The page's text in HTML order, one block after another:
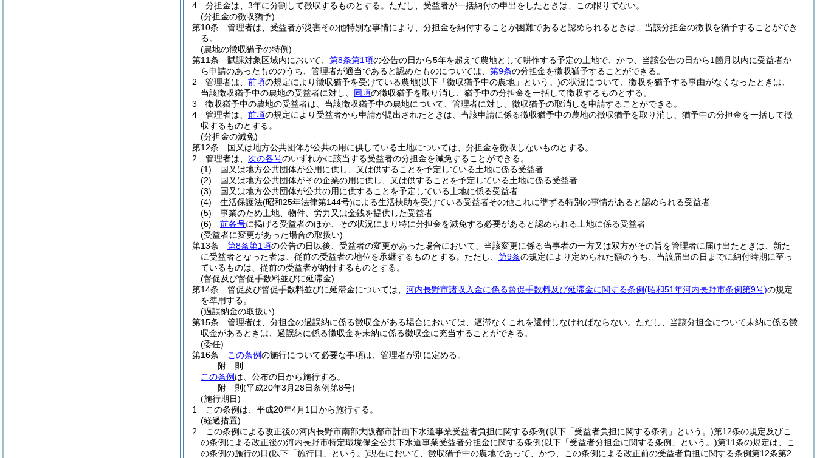
4
分担金は、3年に分割して徴収するものとする。 ただし、受益者が一括納付の申出をしたときは、この限りでない。
(分担金の徴収猶予)
第10条
管理者は、受益者が災害その他特別な事情により、分担金を納付することが困難であると認められるときは、当該分担金の徴収を猶予することができ
る。
(農地の徴収猶予の特例)
第11条
賦課対象区域内において、 第8条第1項の公告の日から5年を超えて農地として耕作する予定の土地で、かつ、当該公告の日から1箇月以内に受益者か
ら申請のあったもののうち、管理者が適当であると認めたものについては、 第9条の分担金を徴収猶予することができる。
2
管理者は、 前項の規定により徴収猶予を受けている農地(以下「徴収猶予中の農地」という。)の状況について、徴収を猶予する事由がなくなったときは、
当該徴収猶予中の農地の受益者に対し、 同項の徴収猶予を取り消し、猶予中の分担金を一括して徴収するものとする。
3
徴収猶予中の農地の受益者は、当該徴収猶予中の農地について、管理者に対し、徴収猶予の取消しを申請することができる。
4
管理者は、 前項の規定により受益者から申請が提出されたときは、当該申請に係る徴収猶予中の農地の徴収猶予を取り消し、猶予中の分担金を一括して徴
収するものとする。
(分担金の減免)
第12条
国又は地方公共団体が公共の用に供している土地については、分担金を徴収しないものとする。
2
管理者は、 次の各号のいずれかに該当する受益者の分担金を減免することができる。
(1)
国又は地方公共団体が公用に供し、又は供することを予定している土地に係る受益者
(2)
国又は地方公共団体がその企業の用に供し、又は供することを予定している土地に係る受益者
(3)
国又は地方公共団体が公共の用に供することを予定している土地に係る受益者
(4)
生活保護法(昭和25年法律第144号)による生活扶助を受けている受益者その他これに準ずる特別の事情があると認められる受益者
(5)
事業のため土地、物件、労力又は金銭を提供した受益者
(6)
前各号に掲げる受益者のほか、その状況により特に分担金を減免する必要があると認められる土地に係る受益者
(受益者に変更があった場合の取扱い)
第13条
第8条第1項の公告の日以後、受益者の変更があった場合において、当該変更に係る当事者の一方又は双方がその旨を管理者に届け出たときは、新た
に受益者となった者は、従前の受益者の地位を承継するものとする。 ただし、 第9条の規定により定められた額のうち、当該届出の日までに納付時期に至っ
ているものは、従前の受益者が納付するものとする。
(督促及び督促手数料並びに延滞金)
第14条
督促及び督促手数料並びに延滞金については、 河内長野市諸収入金に係る督促手数料及び延滞金に関する条例(昭和51年河内長野市条例第9号)の規定
を準用する。
(過誤納金の取扱い)
第15条
管理者は、分担金の過誤納に係る徴収金がある場合においては、遅滞なくこれを還付しなければならない。 ただし、当該分担金について未納に係る徴
収金があるときは、過誤納に係る徴収金を未納に係る徴収金に充当することができる。
(委任)
第16条
この条例の施行について必要な事項は、管理者が別に定める。
附 則
この条例 は、公布の日から施行する。
附 則(平成20年3月28日条例第8号)
(施行期日)
1
この条例は、平成20年4月1日から施行する。
(経過措置)
2
この条例による改正後の河内長野市南部大阪都市計画下水道事業受益者負担に関する条例(以下「受益者負担に関する条例」という。)第12条の規定及びこ
の条例による改正後の河内長野市特定環境保全公共下水道事業受益者分担金に関する条例(以下「受益者分担金に関する条例」という。)第11条の規定は、こ
の条例の施行の日(以下「施行日」という。)現在において、徴収猶予中の農地であって、かつ、この条例による改正前の受益者負担に関する条例第12条第2